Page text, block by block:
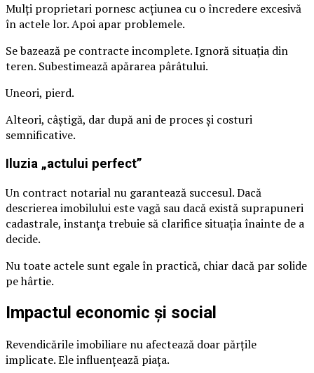
Mulți proprietari pornesc acțiunea cu o încredere excesivă
în actele lor. Apoi apar problemele.
Se bazează pe contracte incomplete. Ignoră situația din
teren. Subestimează apărarea pârâtului.
Uneori, pierd.
Alteori, câștigă, dar după ani de proces și costuri
semnificative.
Iluzia „actului perfect”
Un contract notarial nu garantează succesul. Dacă
descrierea imobilului este vagă sau dacă există suprapuneri
cadastrale, instanța trebuie să clarifice situația înainte de a
decide.
Nu toate actele sunt egale în practică, chiar dacă par solide
pe hârtie.
Impactul economic și social
Revendicările imobiliare nu afectează doar părțile
implicate. Ele influențează piața.